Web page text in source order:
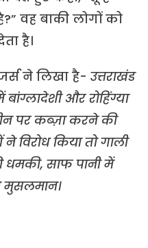
वह बाकी लोगों को
है।
ने लिखा है- उत्तराखंड
और रोहिंग्या
पर कब्ज़ा करने की
विरोध किया तो गाली
साफ पानी में
मुसलमान।